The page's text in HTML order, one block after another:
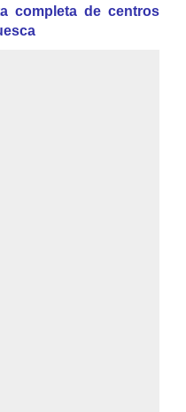
completa de centros